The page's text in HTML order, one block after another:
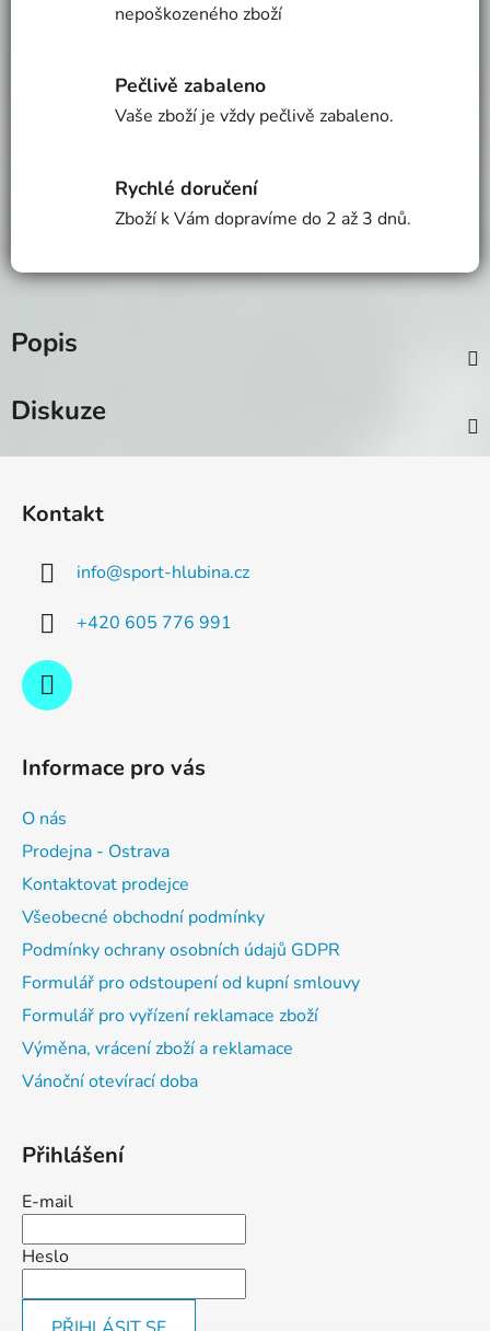
nepoškozeného zboží
Pečlivě zabaleno
Vaše zboží je vždy pečlivě zabaleno.
Rychlé doručení
Zboží k Vám dopravíme do 2 až 3 dnů.
Popis
Diskuze
Kontakt
info@sport-hlubina.cz
+420 605 776 991
Informace pro vás
O nás
Prodejna - Ostrava
Kontaktovat prodejce
Všeobecné obchodní podmínky
Podmínky ochrany osobních údajů GDPR
Formulář pro odstoupení od kupní smlouvy
Formulář pro vyřízení reklamace zboží
Výměna, vrácení zboží a reklamace
Vánoční otevírací doba
Přihlášení
E-mail
Heslo